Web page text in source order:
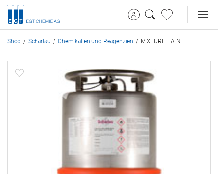
Shop Scharlau Chemikalien und Reagenzien MIXTURE T.A.N.